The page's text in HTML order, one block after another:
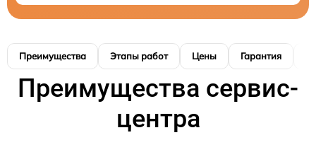
Преимущества Этапы работ Цены Гарантия
Преимущества сервис-
центра